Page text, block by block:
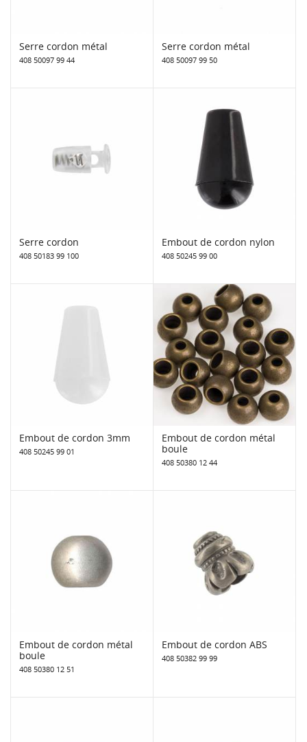
Serre cordon métal
408 50097 99 44
Serre cordon métal
408 50097 99 50
Serre cordon
408 50183 99 100
Embout de cordon nylon
408 50245 99 00
Embout de cordon 3mm
408 50245 99 01
Embout de cordon métal
boule
408 50380 12 44
Embout de cordon métal
boule
408 50380 12 51
Embout de cordon ABS
408 50382 99 99